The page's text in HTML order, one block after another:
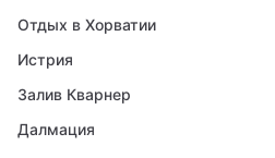
Отдых в Хорватии
Истрия
Залив Кварнер
Далмация